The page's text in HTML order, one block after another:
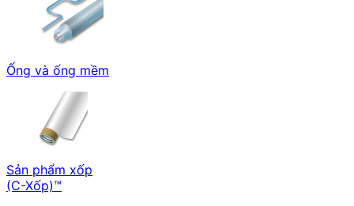
Ống và ống mềm
Sản phẩm xốp
(C-Xốp)™